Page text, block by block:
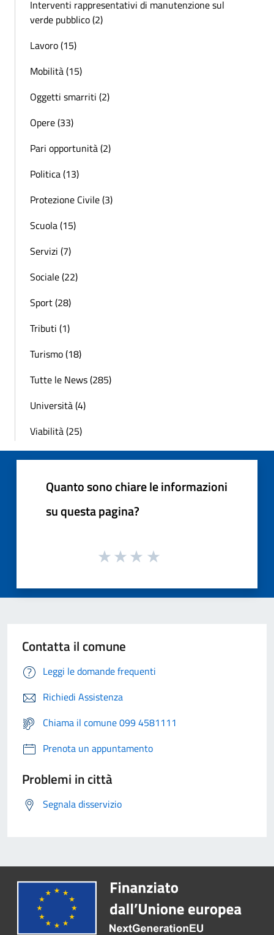
Interventi rappresentativi di manutenzione sul
verde pubblico (2)
Lavoro (15)
Mobilità (15)
Oggetti smarriti (2)
Opere (33)
Pari opportunità (2)
Politica (13)
Protezione Civile (3)
Scuola (15)
Servizi (7)
Sociale (22)
Sport (28)
Tributi (1)
Turismo (18)
Tutte le News (285)
Università (4)
Viabilità (25)
Quanto sono chiare le informazioni
su questa pagina?
Contatta il comune
Leggi le domande frequenti
Richiedi Assistenza
Chiama il comune 099 4581111
Prenota un appuntamento
Problemi in città
Segnala disservizio